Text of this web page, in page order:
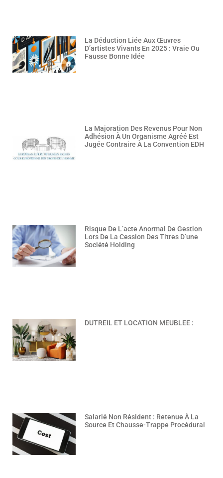
La Déduction Liée Aux Œuvres
D’artistes Vivants En 2025 : Vraie Ou
Fausse Bonne Idée
La Majoration Des Revenus Pour Non
Adhésion À Un Organisme Agréé Est
Jugée Contraire À La Convention EDH
Risque De L’acte Anormal De Gestion
Lors De La Cession Des Titres D’une
Société Holding
DUTREIL ET LOCATION MEUBLEE :
Salarié Non Résident : Retenue À La
Source Et Chausse-Trappe Procédural